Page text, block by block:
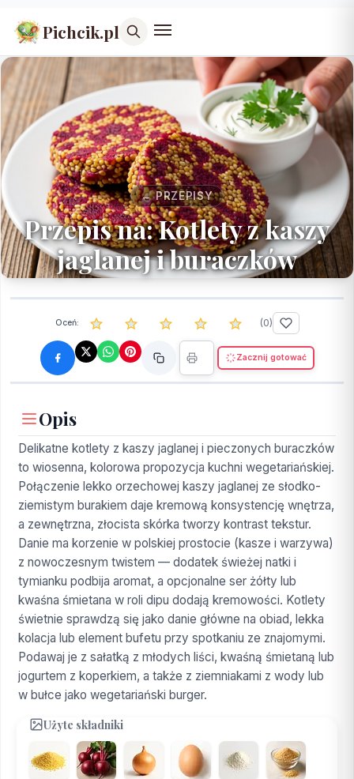
Pichcik.pl
← PRZEPISY
Przepis na: Kotlety z kaszy
jaglanej i buraczków
Oceń: (0)
Zacznij gotować
Opis
Delikatne kotlety z kaszy jaglanej i pieczonych buraczków
to wiosenna, kolorowa propozycja kuchni wegetariańskiej.
Połączenie lekko orzechowej kaszy jaglanej ze słodko-
ziemistym burakiem daje kremową konsystencję wnętrza,
a zewnętrzna, złocista skórka tworzy kontrast tekstur.
Danie ma korzenie w polskiej prostocie (kasze i warzywa)
z nowoczesnym twistem — dodatek świeżej natki i
tymianku podbija aromat, a opcjonalne ser żółty lub
kwaśna śmietana w roli dipu dodają kremowości. Kotlety
świetnie sprawdzą się jako danie główne na obiad, lekka
kolacja lub element bufetu przy spotkaniu ze znajomymi.
Podawaj je z sałatką z młodych liści, kwaśną śmietaną lub
jogurtem z koperkiem, a także z ziemniakami z wody lub
w bułce jako wegetariański burger.
Użyte składniki